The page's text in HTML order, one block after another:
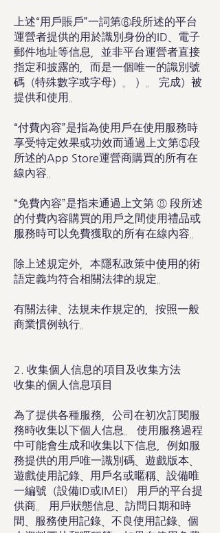
上述“用戶賬戶”一詞第⑥段所述的平台
運營者提供的用於識別身份的ID、電子
郵件地址等信息，並非平台運營者直接
指定和披露的，而是一個唯一的識別號
碼（特殊數字或字母）。 ）。 完成）被
提供和使用。
“付費內容”是指為使用戶在使用服務時
享受特定效果或功效而通過上文第⑤段
所述的App Store運營商購買的所有在
線內容。
“免費內容”是指未通過上文第 ⑧ 段所述
的付費內容購買的用戶之間使用禮品或
服務時可以免費獲取的所有在線內容。
除上述規定外，本隱私政策中使用的術
語定義均符合相關法律的規定。
有關法律、法規未作規定的，按照一般
商業慣例執行。
2. 收集個人信息的項目及收集方法
收集的個人信息項目
為了提供各種服務，公司在初次訂閱服
務時收集以下個人信息。 使用服務過程
中可能會生成和收集以下信息，例如服
務提供的用戶唯一識別碼、遊戲版本、
遊戲使用記錄、用戶名或暱稱、設備唯
一編號（設備ID或IMEI） 用戶的平台提
供商。 用戶狀態信息、訪問日期和時
間、服務使用記錄、不良使用記錄、個